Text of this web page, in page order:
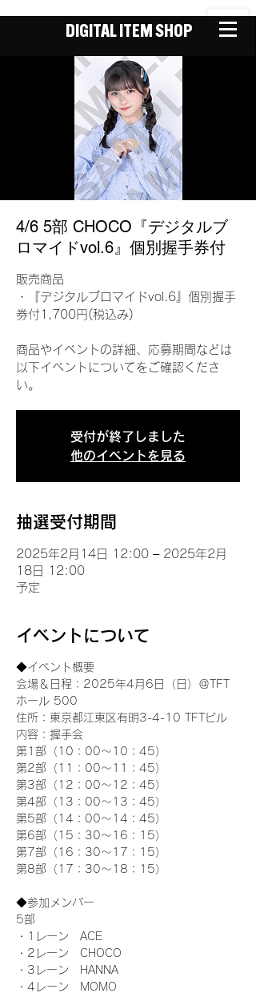
DIGITAL ITEM SHOP
4/6 5部 CHOCO『デジタルブ
ロマイドvol.6』個別握手券付
販売商品
・『デジタルブロマイドvol.6』個別握手
券付1,700円(税込み)
商品やイベントの詳細、応募期間などは
以下イベントについてをご確認くださ
い。
受付が終了しました
他のイベントを見る
抽選受付期間
2025年2月14日 12:00 – 2025年2月
18日 12:00
予定
イベントについて
◆イベント概要
会場＆日程：2025年4月6日（日）＠TFT
ホール 500
住所：東京都江東区有明3-4-10 TFTビル
内容：握手会
第1部（10：00～10：45）
第2部（11：00～11：45）
第3部（12：00～12：45）
第4部（13：00～13：45）
第5部（14：00～14：45）
第6部（15：30～16：15）
第7部（16：30～17：15）
第8部（17：30～18：15）
◆参加メンバー
5部
・1レーン　ACE
・2レーン　CHOCO
・3レーン　HANNA
・4レーン　MOMO